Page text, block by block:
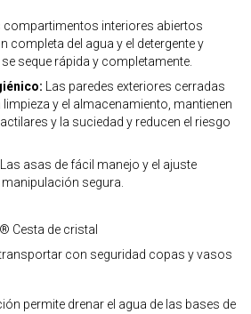
compartimentos interiores abiertos
completa del agua y el detergente y
seque rápida y completamente.
Las paredes exteriores cerradas
y el almacenamiento, mantienen
y la suciedad y reducen el riesgo
Las asas de fácil manejo y el ajuste
segura.
Cesta de cristal
con seguridad copas y vasos
permite drenar el agua de las bases de